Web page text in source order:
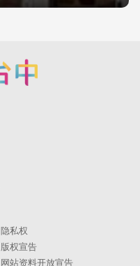
隐私权
版权宣告
网站资料开放宣告